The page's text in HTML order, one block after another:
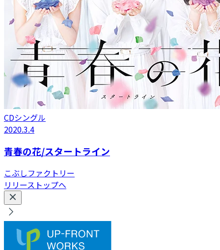
CDシングル
2020.3.4
青春の花/スタートライン
こぶしファクトリー
リリーストップへ